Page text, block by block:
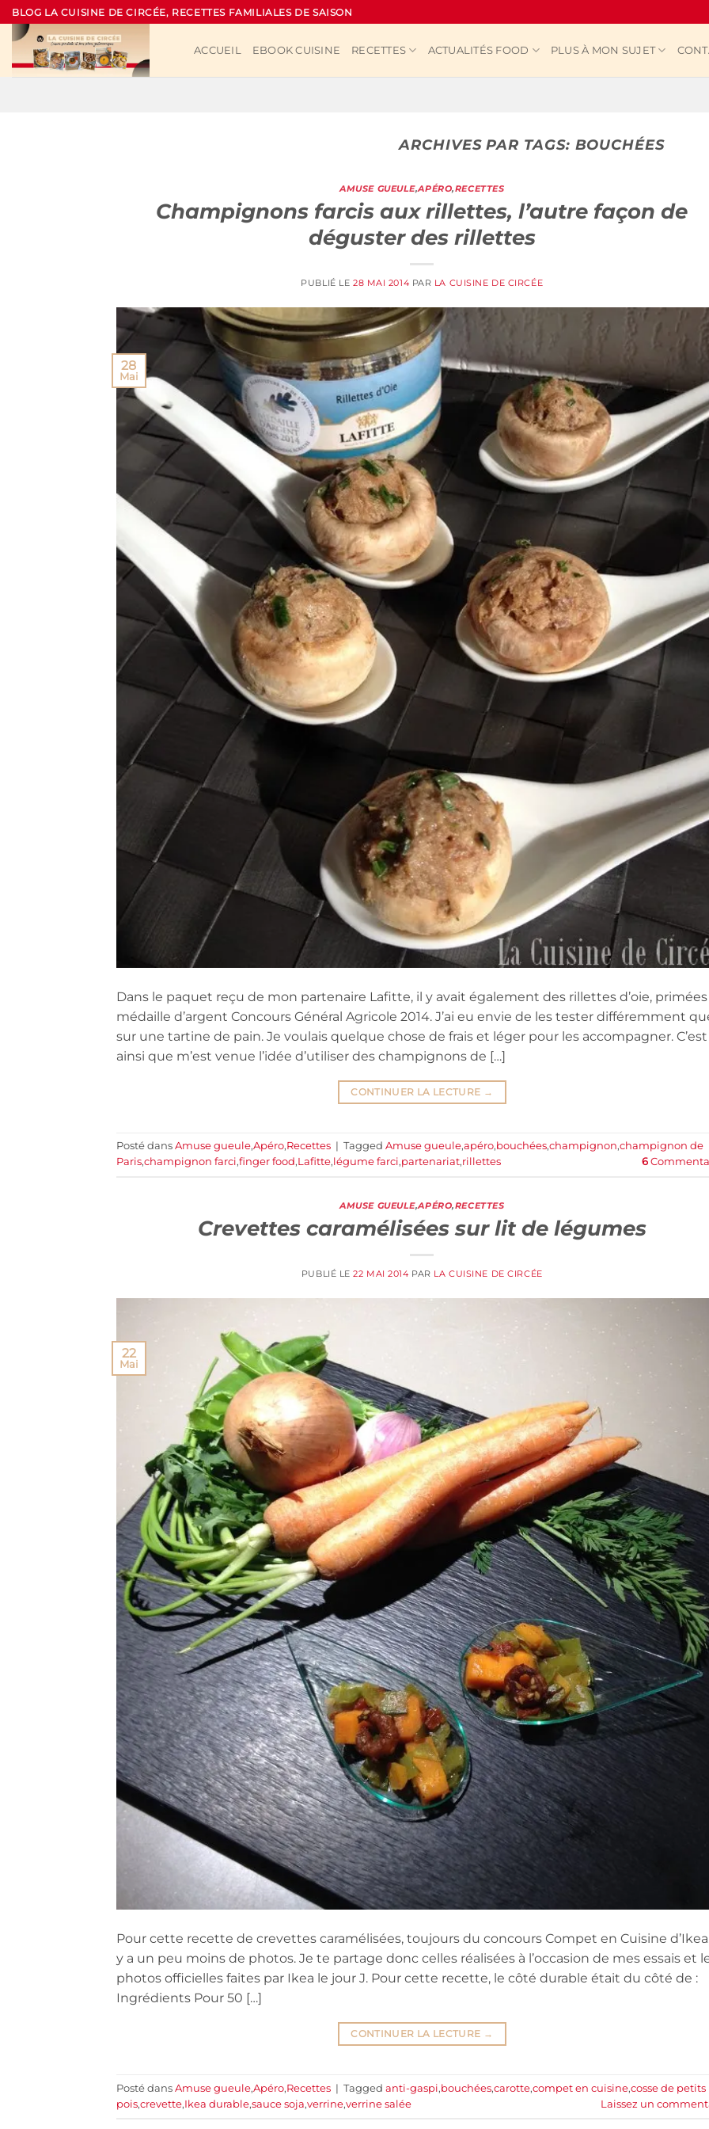
Passer
au
contenu
BLOG LA CUISINE DE CIRCÉE, RECETTES FAMILIALES DE SAISON
ACCUEIL EBOOK CUISINE RECETTES ACTUALITÉS FOOD PLUS À MON SUJET
ARCHIVES PAR TAGS: BOUCHÉES
AMUSE GUEULE,APÉRO,RECETTES
Champignons farcis aux rillettes, l’autre façon de
déguster des rillettes
PUBLIÉ LE 28 MAI 2014 PAR LA CUISINE DE CIRCÉE
28
Mai
Dans le paquet reçu de mon partenaire Lafitte, il y avait également des rillettes d’oie, primées
médaille d’argent Concours Général Agricole 2014. J’ai eu envie de les tester différemment
sur une tartine de pain. Je voulais quelque chose de frais et léger pour les accompagner. C’est
ainsi que m’est venue l’idée d’utiliser des champignons de […]
CONTINUER LA LECTURE →
Posté dans Amuse gueule,Apéro,Recettes | Tagged Amuse gueule,apéro,bouchées,champignon,champignon de
Paris,champignon farci,finger food,Lafitte,légume farci,partenariat,rillettes 6
AMUSE GUEULE,APÉRO,RECETTES
Crevettes caramélisées sur lit de légumes
PUBLIÉ LE22 MAI 2014 PAR LA CUISINE DE CIRCÉE
22
Mai
Pour cette recette de crevettes caramélisées, toujours du concours Compet en Cuisine
y a un peu moins de photos. Je te partage donc celles réalisées à l’occasion de mes essais et
photos officielles faites par Ikea le jour J. Pour cette recette, le côté durable était du côté de :
Ingrédients Pour 50 […]
CONTINUER LA LECTURE →
Posté dans Amuse gueule,Apéro,Recettes | Tagged anti-gaspi,bouchées,carotte,compet en cuisine,cosse de petits
pois,crevette,Ikea durable,sauce soja,verrine,verrine salée Laissez un